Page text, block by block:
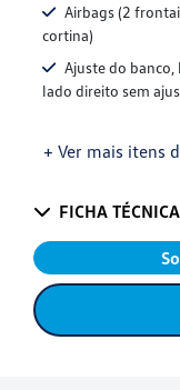
Airbags (2
cortina)
Ajuste do
lado direito sem
+ Ver mais itens
FICHA TÉCNICA